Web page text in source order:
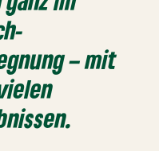
– mit